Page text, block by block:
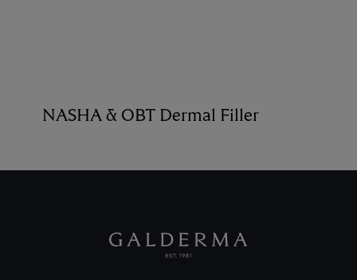
NASHA & OBT Dermal Filler